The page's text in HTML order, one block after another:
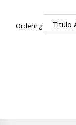
Contactos
Ordering